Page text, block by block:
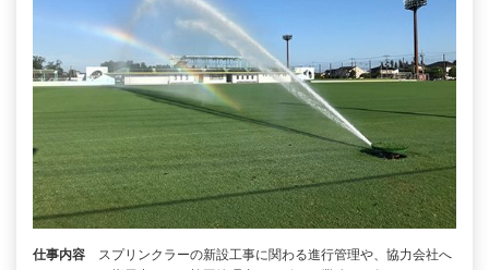
仕事内容
スプリンクラーの新設工事に関わる進行管理や、協力会社へ